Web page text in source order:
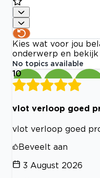
Kies wat voor jou
onderwerp en
No topics available
10
vlot verloop goed
vlot verloop goed
Beveelt aan
3 August 2026